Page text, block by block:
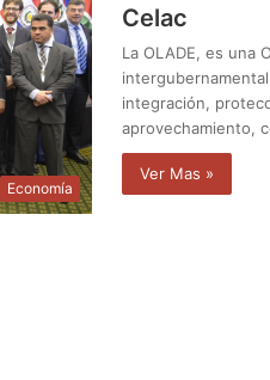
Economía
Celac
La OLADE, es una
integración,
aprovechamiento,
Ver Mas »